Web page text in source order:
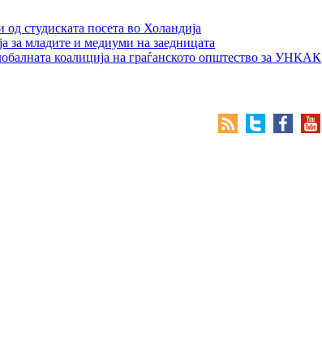
студиската посета во Холандија
за младите и медиуми на заедницата
коалиција на граѓанското општество за УНКАК